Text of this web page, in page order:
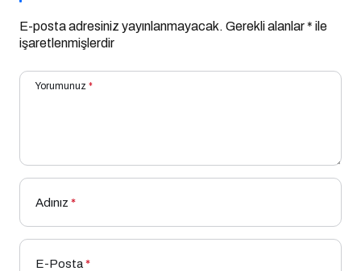
E-posta adresiniz yayınlanmayacak. Gerekli alanlar* ile
işaretlenmişlerdir
Yorumunuz *
Adınız *
E-Posta*